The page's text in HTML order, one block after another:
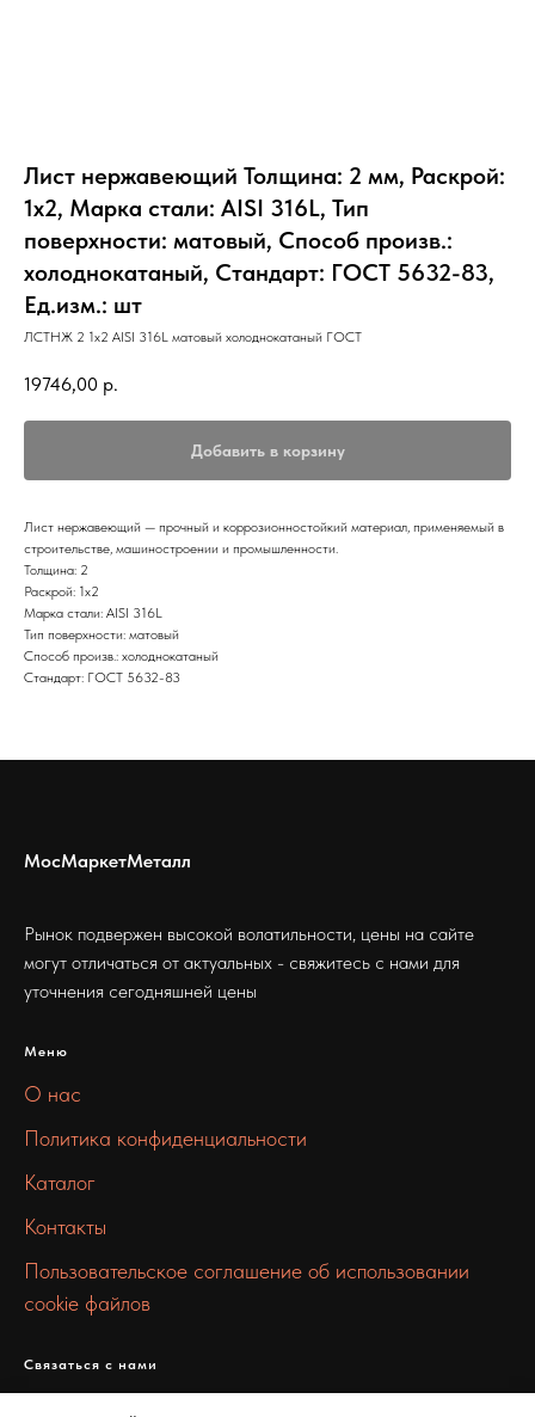
Лист нержавеющий Толщина: 2 мм, Раскрой:
1х2, Марка стали: AISI 316L, Тип
поверхности: матовый, Способ произв.:
холоднокатаный, Стандарт: ГОСТ 5632-83,
Ед.изм.: шт
ЛСТНЖ 2 1х2 AISI 316L матовый холоднокатаный ГОСТ
19746,00 р.
Добавить в корзину
Лист нержавеющий — прочный и коррозионностойкий материал, применяемый в
строительстве, машиностроении и промышленности.
Толщина: 2
Раскрой: 1х2
Марка стали: AISI 316L
Тип поверхности: матовый
Способ произв.: холоднокатаный
Стандарт: ГОСТ 5632-83
МосМаркетМеталл
Рынок подвержен высокой волатильности, цены на сайте
могут отличаться от актуальных - свяжитесь с нами для
уточнения сегодняшней цены
Меню
О нас
Политика конфиденциальности
Каталог
Контакты
Пользовательское соглашение об использовании
cookie файлов
Связаться с нами